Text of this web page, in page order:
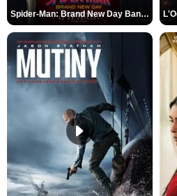
Spider-Man: Brand New Day Bande-annonce VO STFR